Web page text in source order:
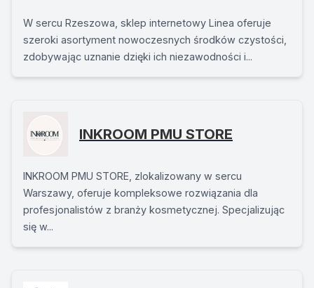
W sercu Rzeszowa, sklep internetowy Linea oferuje
szeroki asortyment nowoczesnych środków czystości,
zdobywając uznanie dzięki ich niezawodności i...
INKROOM PMU STORE
INKROOM PMU STORE, zlokalizowany w sercu
Warszawy, oferuje kompleksowe rozwiązania dla
profesjonalistów z branży kosmetycznej. Specjalizując
się w...